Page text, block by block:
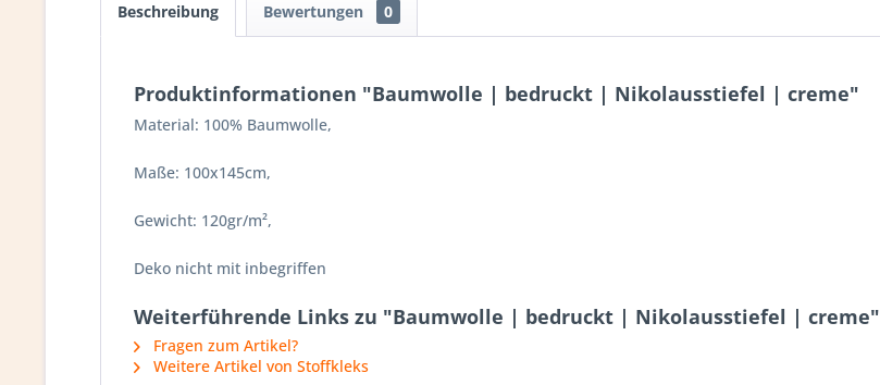
Beschreibung Bewertungen 0
Produktinformationen "Baumwolle | bedruckt | Nikolausstiefel | creme"
Material: 100% Baumwolle,
Maße: 100x145cm,
Gewicht: 120gr/m²,
Deko nicht mit inbegriffen
Weiterführende Links zu "Baumwolle | bedruckt | Nikolausstiefel | creme"
Fragen zum Artikel?
Weitere Artikel von Stoffkleks